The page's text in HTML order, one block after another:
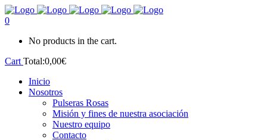
0
No products in the cart.
Cart Total:0,00€
Inicio
Nosotros
Pulseras Rosas
Misión y fines de nuestra asociación
Nuestro equipo
Contacto